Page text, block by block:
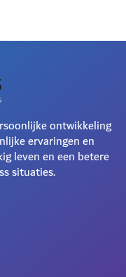
ontwikkeling
ervaringen en
leven en een betere
situaties.